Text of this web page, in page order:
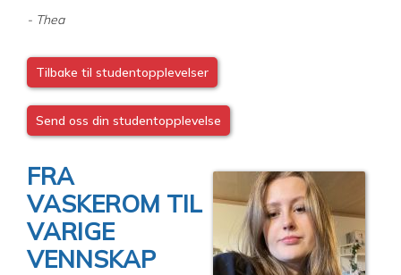
- Thea
Tilbake til studentopplevelser
Send oss din studentopplevelse
FRA
VASKEROM TIL
VARIGE
VENNSKAP